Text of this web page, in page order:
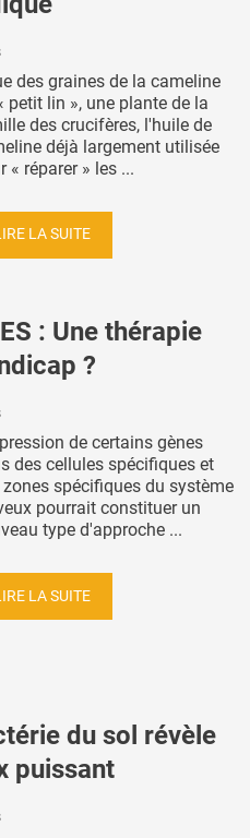
des graines de la cameline
petit lin », une plante de la
des crucifères, l'huile de
déjà largement utilisée
« réparer » les ...
LA SUITE
: Une thérapie
?
de certains gènes
des cellules spécifiques et
zones spécifiques du système
pourrait constituer un
type d'approche ...
LA SUITE
du sol révèle
puissant